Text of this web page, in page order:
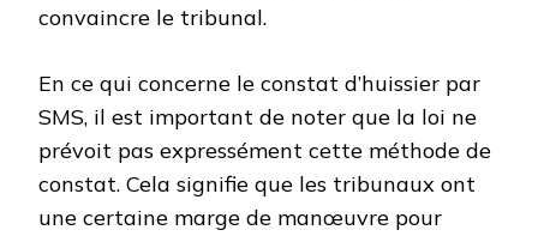
convaincre le tribunal.
En ce qui concerne le constat d’huissier par
SMS, il est important de noter que la loi ne
prévoit pas expressément cette méthode de
constat. Cela signifie que les tribunaux ont
une certaine marge de manœuvre pour